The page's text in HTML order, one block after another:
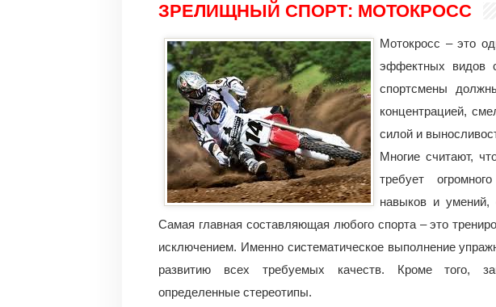
ЗРЕЛИЩНЫЙ СПОРТ: МОТОКРОСС
Мотокросс – это
эффектных видов
спортсмены
концентрацией,
силой и
Многие считают,
требует
навыков и умений,
Самая главная составляющая любого спорта – это
исключением. Именно систематическое выполнение
развитию всех требуемых качеств. Кроме того,
определенные стереотипы.